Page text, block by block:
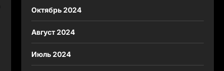
Октябрь 2024
Август 2024
Июль 2024